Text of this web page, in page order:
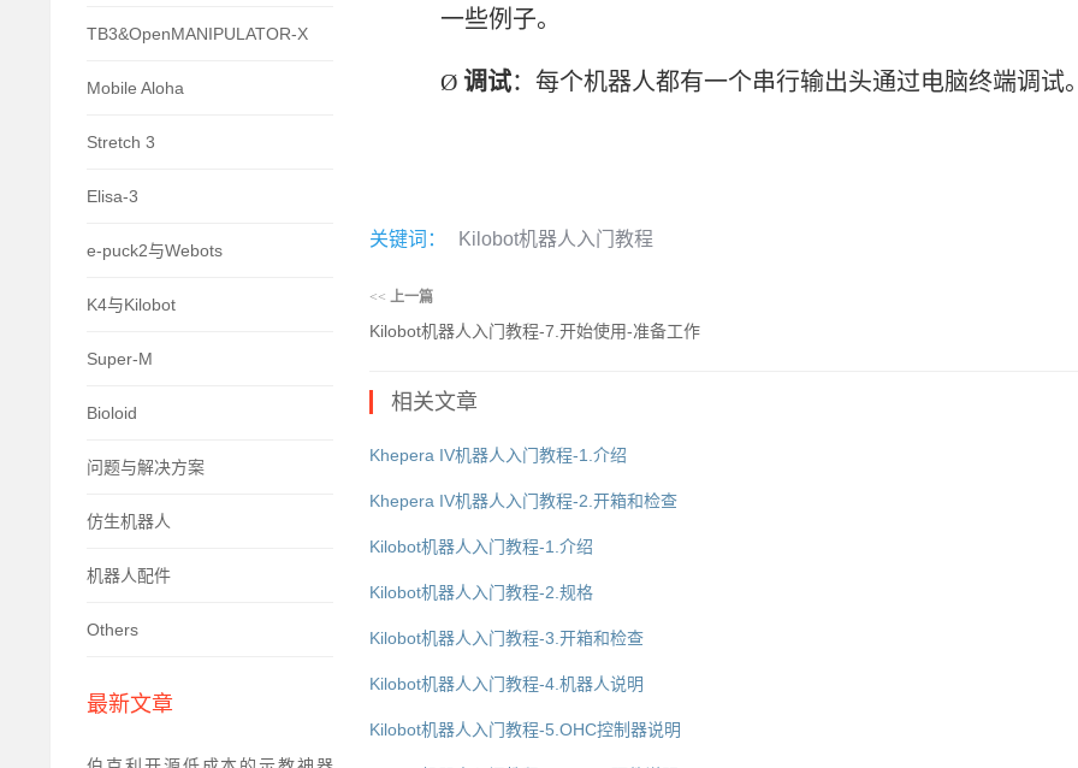
TB3&OpenMANIPULATOR-X
Mobile Aloha
Stretch 3
Elisa-3
e-puck2与Webots
K4与Kilobot
Super-M
Bioloid
问题与解决方案
仿生机器人
机器人配件
Others
最新文章
一些例子。
Ø 调试：每个机器人都有一个串行输出头通过电脑终端调试
关键词： Kilobot机器人入门教程
<< 上一篇
Kilobot机器人入门教程-7.开始使用-准备工作
相关文章
Khepera IV机器人入门教程-1.介绍
Khepera IV机器人入门教程-2.开箱和检查
Kilobot机器人入门教程-1.介绍
Kilobot机器人入门教程-2.规格
Kilobot机器人入门教程-3.开箱和检查
Kilobot机器人入门教程-4.机器人说明
Kilobot机器人入门教程-5.OHC控制器说明